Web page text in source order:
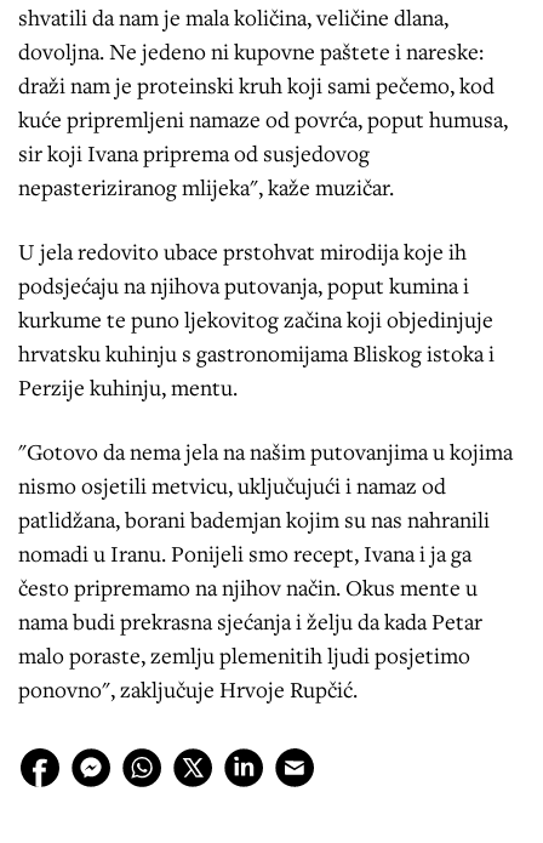
shvatili da nam je mala količina, veličine dlana,
dovoljna. Ne jedeno ni kupovne paštete i nareske:
draži nam je proteinski kruh koji sami pečemo, kod
kuće pripremljeni namaze od povrća, poput humusa,
sir koji Ivana priprema od susjedovog
nepasteriziranog mlijeka", kaže muzičar.
U jela redovito ubace prstohvat mirodija koje ih
podsjećaju na njihova putovanja, poput kumina i
kurkume te puno ljekovitog začina koji objedinjuje
hrvatsku kuhinju s gastronomijama Bliskog istoka i
Perzije kuhinju, mentu.
"Gotovo da nema jela na našim putovanjima u kojima
nismo osjetili metvicu, uključujući i namaz od
patlidžana, borani bademjan kojim su nas nahranili
nomadi u Iranu. Ponijeli smo recept, Ivana i ja ga
često pripremamo na njihov način. Okus mente u
nama budi prekrasna sjećanja i želju da kada Petar
malo poraste, zemlju plemenitih ljudi posjetimo
ponovno", zaključuje Hrvoje Rupčić.